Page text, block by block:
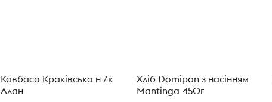
Ковбаса Краківська н /к
Алан
Хліб Domipan з насінням
Mantinga 450г